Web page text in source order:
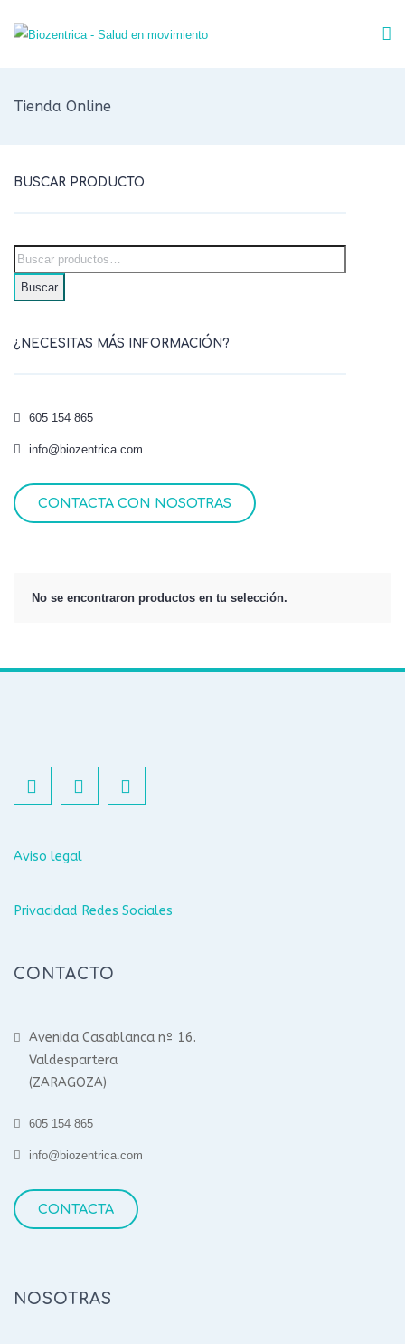
Tienda Online
BUSCAR PRODUCTO
Buscar
¿NECESITAS MÁS INFORMACIÓN?
605 154 865
info@biozentrica.com
CONTACTA CON NOSOTRAS
No se encontraron productos en tu selección.
Aviso legal
Privacidad Redes Sociales
CONTACTO
Avenida Casablanca nº 16.
Valdespartera
(ZARAGOZA)
605 154 865
info@biozentrica.com
CONTACTA
NOSOTRAS